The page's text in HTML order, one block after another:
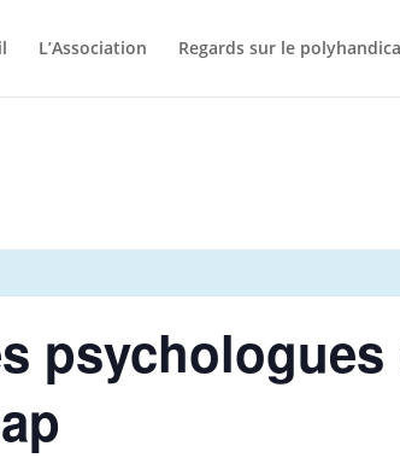
L’Association Regards sur le